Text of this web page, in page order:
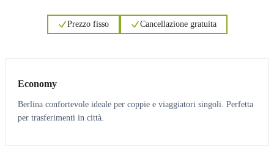
Prezzo fisso Cancellazione gratuita
Economy
Berlina confortevole ideale per coppie e viaggiatori singoli. Perfetta
per trasferimenti in città.
3 3